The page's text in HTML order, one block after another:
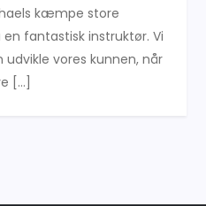
kæmpe store
fantastisk instruktør. Vi
vores kunnen, når
[…]